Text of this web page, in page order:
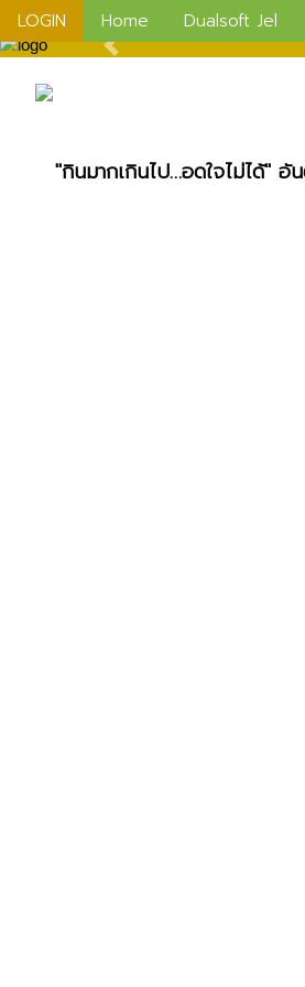
LOGIN Home Dualsoft Jel
"กินมากเกินไป…อดใจไม่ได้"